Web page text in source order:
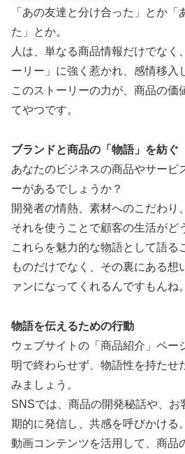
「あの友達と分け合った」とか「
た」とか。
人は、単なる商品情報だけでなく
ーリー」に強く惹かれ、感情移入
このストーリーの力が、商品の価
てやつです。
ブランドと商品の「物語」を紡ぐ
あなたのビジネスの商品やサービ
ーがあるでしょうか？
開発者の情熱、素材へのこだわり
それを使うことで顧客の生活がど
これらを魅力的な物語として語る
ものだけでなく、その裏にある想
ァンになってくれるんですもんね。
物語を伝えるための行動
ウェブサイトの「商品紹介」ペー
明で終わらせず、物語性を持たせ
みましょう。
SNSでは、商品の開発秘話や、お
期的に発信し、共感を呼びかける。
動画コンテンツを活用して、商品